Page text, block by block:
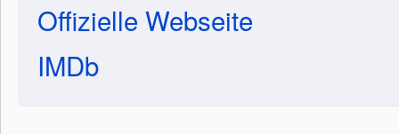
Offizielle Webseite
IMDb